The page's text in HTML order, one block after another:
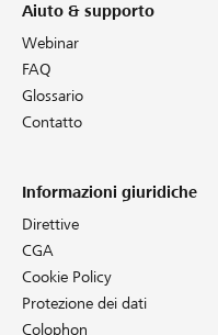
Aiuto & supporto
Webinar
FAQ
Glossario
Contatto
Informazioni giuridiche
Direttive
CGA
Cookie Policy
Protezione dei dati
Colophon